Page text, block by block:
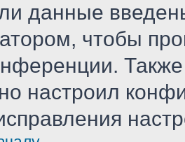
данные
чтобы
настроил